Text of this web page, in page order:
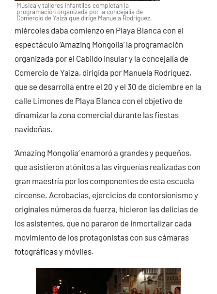
Música y talleres infantiles completan la
programación organizada por la concejalía de
Comercio de Yaiza que dirige Manuela Rodríguez.
miércoles daba comienzo en Playa Blanca con el
espectáculo ‘Amazing Mongolia’ la programación
organizada por el Cabildo insular y la concejalía de
Comercio de Yaiza, dirigida por Manuela Rodríguez,
que se desarrolla entre el 20 y el 30 de diciembre en la
calle Limones de Playa Blanca con el objetivo de
dinamizar la zona comercial durante las fiestas
navideñas.
‘Amazing Mongolia’ enamoró a grandes y pequeños,
que asistieron atónitos a las virguerías realizadas con
gran maestría por los componentes de esta escuela
circense. Acrobacias, ejercicios de contorsionismo y
originales números de fuerza, hicieron las delicias de
los asistentes, que no pararon de inmortalizar cada
movimiento de los protagonistas con sus cámaras
fotográficas y móviles.